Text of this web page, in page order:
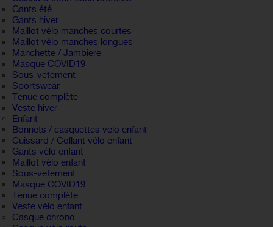
Gants été
Gants hiver
Maillot vélo manches courtes
Maillot vélo manches longues
Manchette / Jambiere
Masque COVID19
Sous-vetement
Sportswear
Tenue complète
Veste hiver
Enfant
Bonnets / casquettes velo enfant
Cuissard / Collant vélo enfant
Gants vélo enfant
Maillot vélo enfant
Sous-vetement
Masque COVID19
Tenue complète
Veste vélo enfant
Casque chrono